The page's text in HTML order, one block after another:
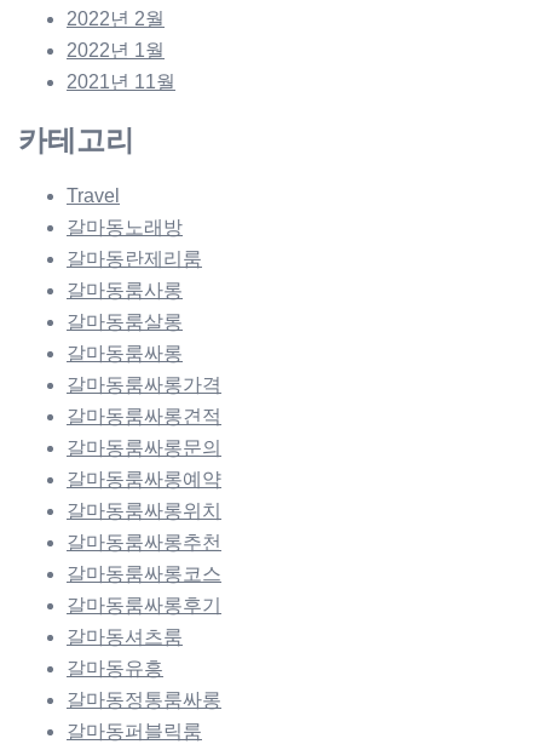
2022년 2월
2022년 1월
2021년 11월
카테고리
Travel
갈마동노래방
갈마동란제리룸
갈마동룸사롱
갈마동룸살롱
갈마동룸싸롱
갈마동룸싸롱가격
갈마동룸싸롱견적
갈마동룸싸롱문의
갈마동룸싸롱예약
갈마동룸싸롱위치
갈마동룸싸롱추천
갈마동룸싸롱코스
갈마동룸싸롱후기
갈마동셔츠룸
갈마동유흥
갈마동정통룸싸롱
갈마동퍼블릭룸